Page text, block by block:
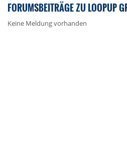
FORUMSBEITRÄGE ZU LOOPUP
Keine Meldung vorhanden